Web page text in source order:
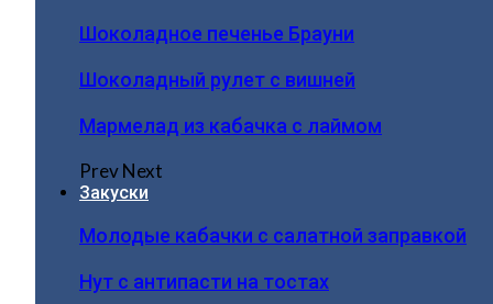
Шоколадное печенье Брауни
Шоколадный рулет с вишней
Мармелад из кабачка с лаймом
PrevNext
Закуски
Молодые кабачки с салатной заправкой
Нут с антипасти на тостах